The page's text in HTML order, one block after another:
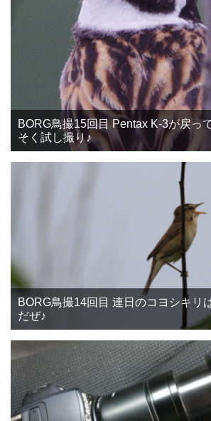
BORG鳥撮15回目 Pentax K-3が戻っ
そく試し撮り♪
BORG鳥撮14回目 連日のコヨシキリ
だぜ♪